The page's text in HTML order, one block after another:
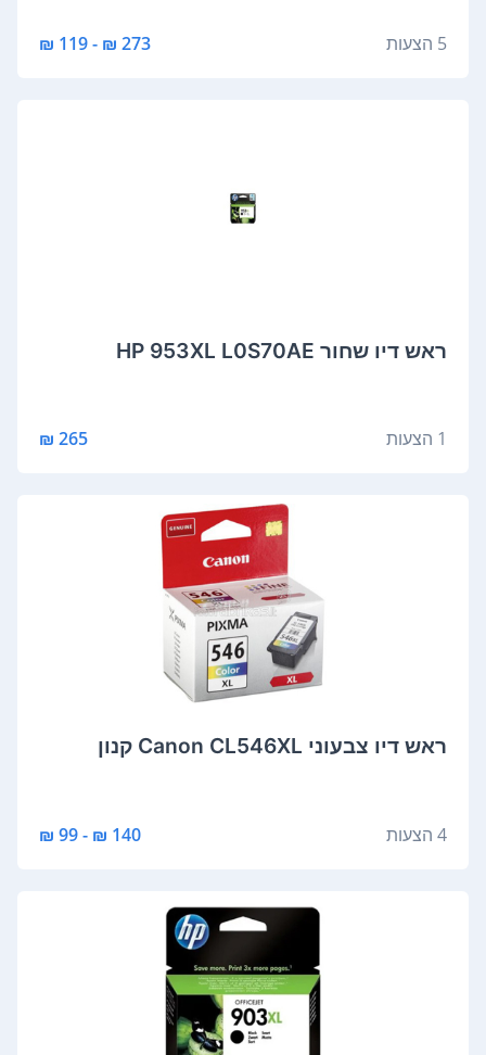
5 הצעות 273 ₪ - 119 ₪
‏ראש דיו ‏שחור HP 953XL L0S70AE
1 הצעות 265 ₪
‏ראש דיו ‏צבעוני Canon CL546XL קנון
4 הצעות 140 ₪ - 99 ₪